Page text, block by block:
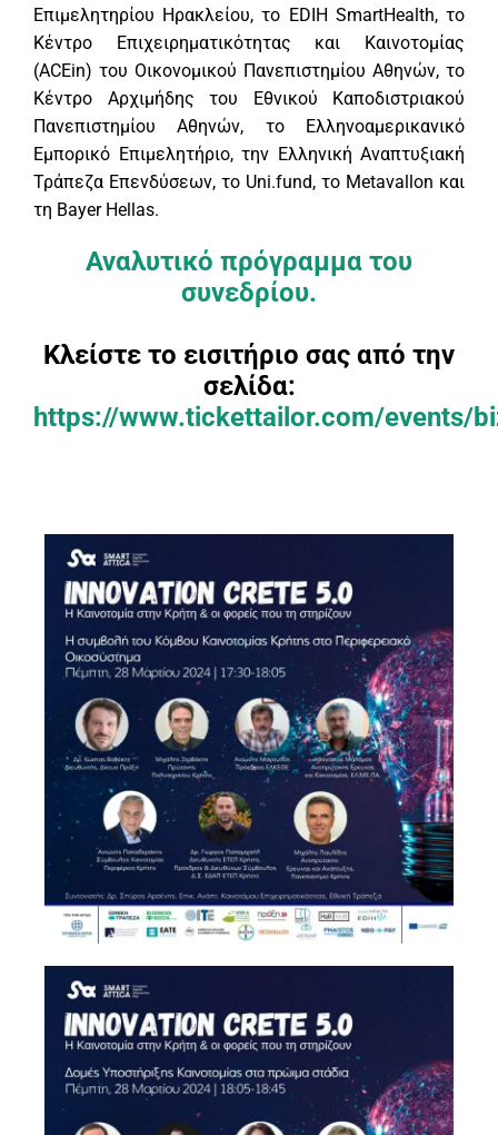
Επιμελητηρίου Ηρακλείου, το EDIH SmartHealth, το
Κέντρο Επιχειρηματικότητας και Καινοτομίας
(ACEin) του Οικονομικού Πανεπιστημίου Αθηνών, το
Κέντρο Αρχιμήδης του Εθνικού Καποδιστριακού
Πανεπιστημίου Αθηνών, το Ελληνοαμερικανικό
Εμπορικό Επιμελητήριο, την Ελληνική Αναπτυξιακή
Τράπεζα Επενδύσεων, το Uni.fund, το Μetavallon και
τη Bayer Ηellas.
Αναλυτικό πρόγραμμα του
συνεδρίου.
Κλείστε τo εισιτήριο σας από την
σελίδα:
https://www.tickettailor.com/events/